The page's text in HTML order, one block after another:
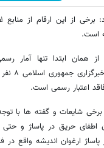
برخی از این ارقام از
است.
از همان ابتدا تنها آمار
اعتبار رسمی است.
شایعات و گفته ها با
حریق در پاساژ و حتی